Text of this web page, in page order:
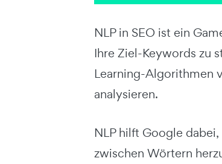
NLP in SEO ist ein
Ihre Ziel-Keywords zu
Learning-Algorithmen
analysieren.
NLP hilft Google
zwischen Wörtern